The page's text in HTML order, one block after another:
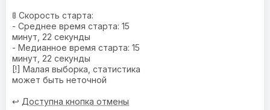
🚦 Скорость старта:
- Среднее время старта: 15
минут, 22 секунды
- Медианное время старта: 15
минут, 22 секунды
[!] Малая выборка, статистика
может быть неточной
↩️ Доступна кнопка отмены